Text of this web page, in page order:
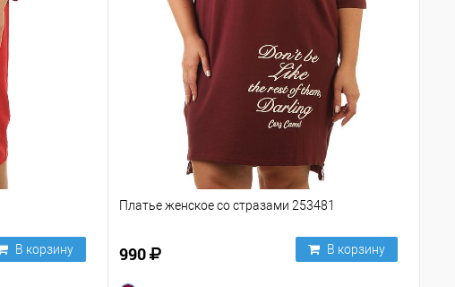
В корзину
Платье женское со стразами 253481
990 В корзину